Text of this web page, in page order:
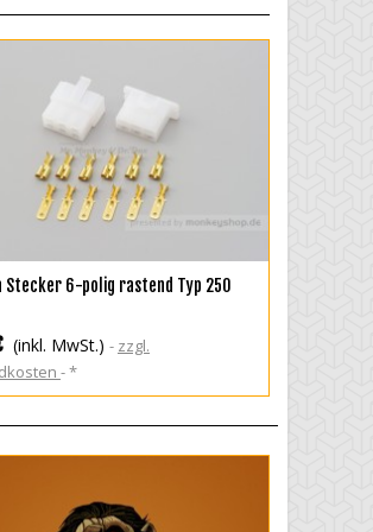
ZUR WUNSCHLISTE HINZUFÜGEN
Stecker 6-polig rastend Typ 250
(inkl. MwSt.)
zzgl.
*